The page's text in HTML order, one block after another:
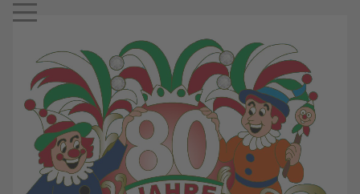
Mobile Menu Toggle